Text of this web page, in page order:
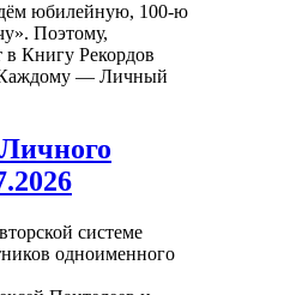
юбилейную, 100-ю
Поэтому,
в Книгу Рекордов
— Личный
системе
одноименного